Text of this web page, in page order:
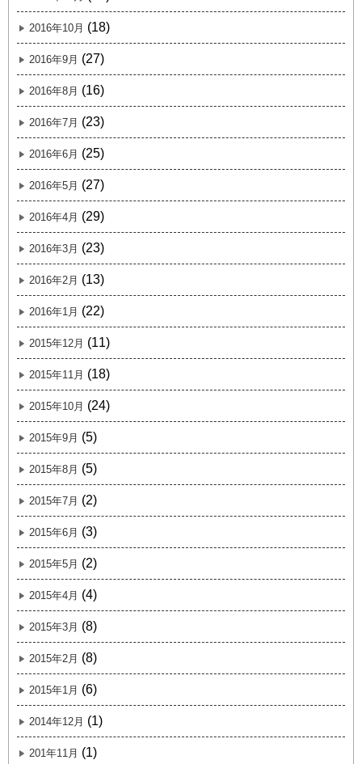
2016年10月 (18)
2016年9月 (27)
2016年8月 (16)
2016年7月 (23)
2016年6月 (25)
2016年5月 (27)
2016年4月 (29)
2016年3月 (23)
2016年2月 (13)
2016年1月 (22)
2015年12月 (11)
2015年11月 (18)
2015年10月 (24)
2015年9月 (5)
2015年8月 (5)
2015年7月 (2)
2015年6月 (3)
2015年5月 (2)
2015年4月 (4)
2015年3月 (8)
2015年2月 (8)
2015年1月 (6)
2014年12月 (1)
201年11月 (1)